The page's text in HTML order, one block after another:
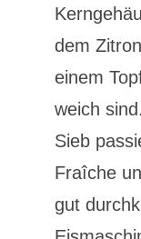
dem
einem
weich
Sieb
Fraîche
gut